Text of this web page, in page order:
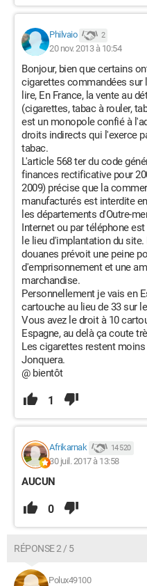
Philvaio 2
20 nov. 2013 à 10:54
Bonjour, bien que certains
cigarettes commandées sur
lire, En France, la vente au
(cigarettes, tabac à rouler,
est un monopole confié à
droits indirects qui l'exerce
tabac.
L'article 568 ter du code
finances rectificative pour
2009) précise que la
manufacturés est interdite
les départements d'Outre-
Internet ou par téléphone
le lieu d'implantation du
douanes prévoit une peine
d'emprisonnement et une
marchandise.
Personnellement je vais en
cartouche au lieu de 33 sur
Vous avez le droit à 10
Espagne, au delà ça coute
Les cigarettes restent
Jonquera.
@ bientôt
1
Afrikarnak 14 520
30 juil. 2017 à 13:58
AUCUN
0
RÉPONSE 2 / 5
Polux49100